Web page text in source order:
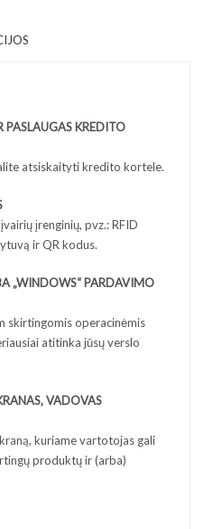
KREDITO
atsiskaityti kredito kortele.
įrenginių, pvz.: RFID
ir QR kodus.
„WINDOWS“ PARDAVIMO
skirtingomis operacinėmis
atitinka jūsų verslo
VADOVAS
kuriame vartotojas gali
produktų ir (arba)